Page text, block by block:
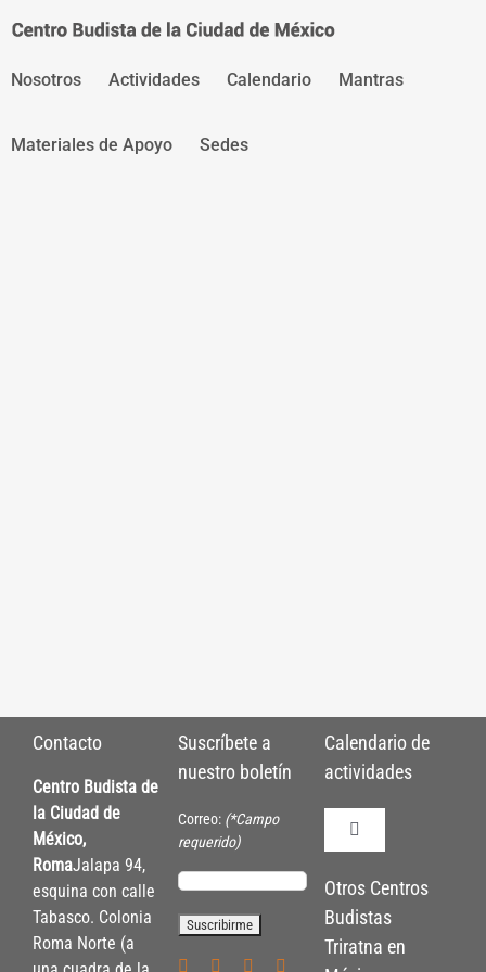
Nosotros Actividades Calendario Mantras
Materiales de Apoyo Sedes
Contacto
Centro Budista de
la Ciudad de
México,
RomaJalapa 94,
esquina con calle
Tabasco. Colonia
Roma Norte (a
Suscríbete a
nuestro boletín
Correo: (*Campo
requerido)
Calendario de
actividades
Toggle
Políticas de
Políticas Internas
Otros Centros
Budistas
Triratna en